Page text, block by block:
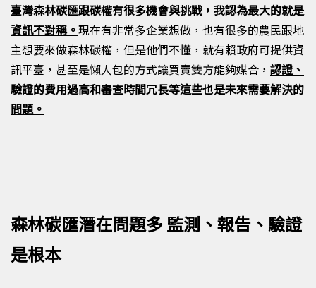
臺灣森林碳匯跟碳權有很多機會與挑戰，我認為最大的就是
資訊不對稱。現在有非常多企業想做，也有很多的農民跟地
主想要來做森林碳權，但是他們不懂，就有賴政府可提供資
訊平臺，甚至是懶人包的方式讓買賣雙方能夠媒合， 認證、
驗證的費用過高和審查時間冗長等這些也是未來需要解決的
問題。
森林碳匯潛在問題多 監測、報告、驗證
是根本